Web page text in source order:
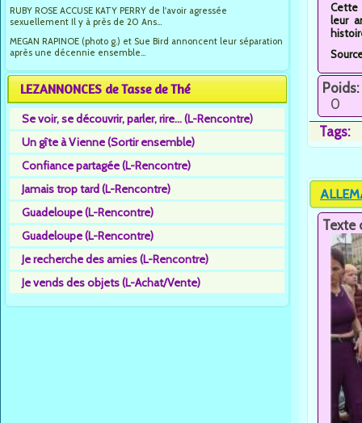
RUBY ROSE ACCUSE KATY PERRY de l'avoir agressée
sexuellement Il y à près de 20 Ans...
MEGAN RAPINOE (photo g.) et Sue Bird annoncent leur séparation
après une décennie ensemble...
LEZANNONCES de Tasse de Thé
Se voir, se découvrir, parler, rire... (L-Rencontre)
Un gîte à Vienne (Sortir ensemble)
Confiance partagée (L-Rencontre)
Jamais trop tard (L-Rencontre)
Guadeloupe (L-Rencontre)
Guadeloupe (L-Rencontre)
Je recherche des amies (L-Rencontre)
Je vends des objets (L-Achat/Vente)
Cette
leur
Poids:
0
Tags:
Texte